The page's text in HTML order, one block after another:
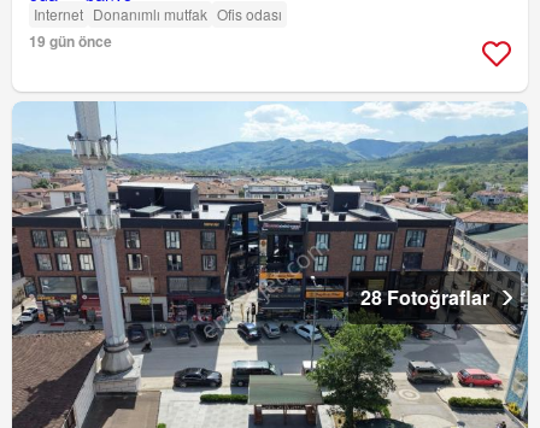
Internet Donanımlı mutfak Ofis odası
19 gün önce
28 Fotoğraflar